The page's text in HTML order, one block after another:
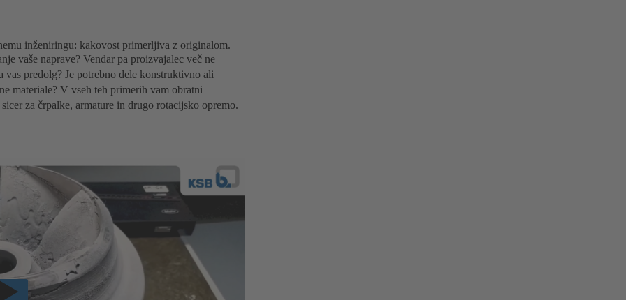
inženiringu: kakovost primerljiva z originalom.
vaše naprave? Vendar pa proizvajalec več ne
vas predolg? Je potrebno dele konstruktivno ali
materiale? V vseh teh primerih vam obratni
za črpalke, armature in drugo rotacijsko opremo.